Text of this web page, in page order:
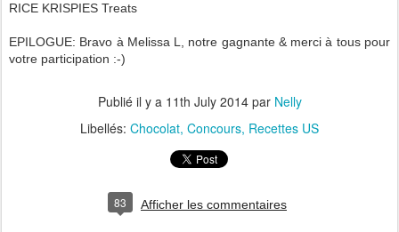
RICE KRISPIES Treats
EPILOGUE: Bravo à Melissa L, notre gagnante & merci à tous pour
votre participation :-)
Publié il y a 11th July 2014par Nelly
Libellés: Chocolat Concours Recettes US
83 Afficher les commentaires